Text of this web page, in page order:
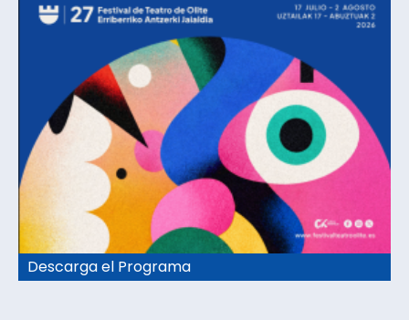
Descarga el Programa